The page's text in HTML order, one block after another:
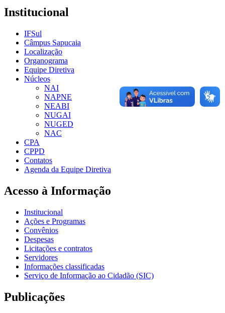
Institucional
IFSul
Câmpus Sapucaia
Localização
Organograma
Equipe Diretiva
Núcleos
NAI
NAPNE
NEABI
NUGAI
NUGED
NAC
CPA
CPPD
Contatos
Agenda da Equipe Diretiva
Acesso à Informação
Institucional
Ações e Programas
Convênios
Despesas
Licitações e contratos
Servidores
Informações classificadas
Serviço de Informação ao Cidadão (SIC)
Publicações